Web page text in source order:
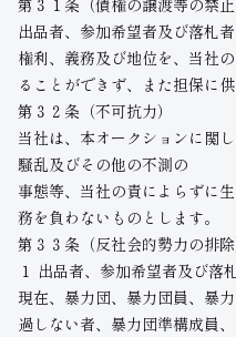
第３１条（債権の譲渡等の禁止
出品者、参加希望者及び落札
権利、義務及び地位を、当社
ることができず、また担保に
第３２条（不可抗力）
当社は、本オークションに関
騒乱及びその他の不測の
事態等、当社の責によらずに
務を負わないものとします。
第３３条（反社会的勢力の排除
１ 出品者、参加希望者及び落
現在、暴力団、暴力団員、暴
過しない者、暴力団準構成員